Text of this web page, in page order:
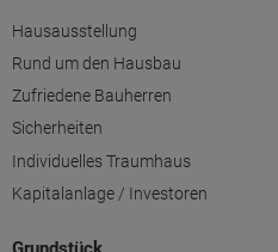
Hausausstellung
Rund um den Hausbau
Zufriedene Bauherren
Sicherheiten
Individuelles Traumhaus
Kapitalanlage / Investoren